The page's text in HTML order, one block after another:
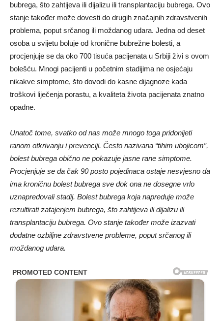
bubrega, što zahtijeva ili dijalizu ili transplantaciju bubrega. Ovo
stanje također može dovesti do drugih značajnih zdravstvenih
problema, poput srčanog ili moždanog udara. Jedna od deset
osoba u svijetu boluje od kronične bubrežne bolesti, a
procjenjuje se da oko 700 tisuća pacijenata u Srbiji živi s ovom
bolešću. Mnogi pacijenti u početnim stadijima ne osjećaju
nikakve simptome, što dovodi do kasne dijagnoze kada
troškovi liječenja porastu, a kvaliteta života pacijenata znatno
opadne.
Unatoč tome, svatko od nas može mnogo toga pridonijeti
ranom otkrivanju i prevenciji. Često nazivana “tihim ubojicom”,
bolest bubrega obično ne pokazuje jasne rane simptome.
Procjenjuje se da čak 90 posto pojedinaca ostaje nesvjesno da
ima kroničnu bolest bubrega sve dok ona ne dosegne vrlo
uznapredovali stadij. Bolest bubrega koja napreduje može
rezultirati zatajenjem bubrega, što zahtijeva ili dijalizu ili
transplantaciju bubrega. Ovo stanje također može izazvati
dodatne ozbiljne zdravstvene probleme, poput srčanog ili
moždanog udara.